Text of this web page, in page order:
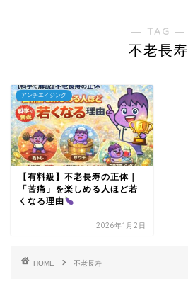
― TAG ―
不老長寿
アンチエイジング
【有料級】不老長寿の正体｜
「苦痛」を楽しめる人ほど若
くなる理由
2026年1月2日
HOME 不老長寿